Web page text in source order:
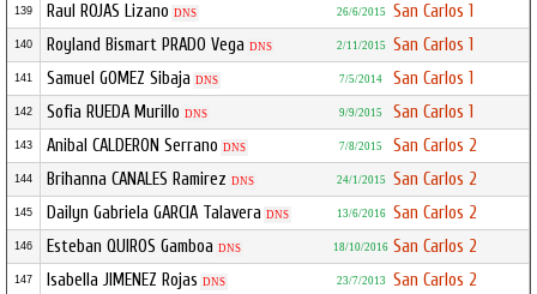
139 Raul ROJAS Lizano DNS 26/6/2015 San Carlos 1
140 Royland Bismart PRADO Vega DNS 2/11/2015 San Carlos 1
141 Samuel GOMEZ Sibaja DNS 7/5/2014 San Carlos 1
142 Sofia RUEDA Murillo DNS 9/9/2015 San Carlos 1
143 Anibal CALDERON Serrano DNS 7/8/2015 San Carlos 2
144 Brihanna CANALES Ramirez DNS 24/1/2015 San Carlos 2
145 Dailyn Gabriela GARCIA Talavera DNS 13/6/2016 San Carlos 2
146 Esteban QUIROS Gamboa DNS 18/10/2016 San Carlos 2
147 Isabella JIMENEZ Rojas DNS 23/7/2013 San Carlos 2